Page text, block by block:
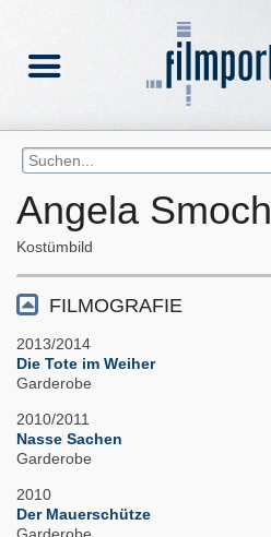
Angela Smoch
Kostümbild
FILMOGRAFIE
2013/2014
Die Tote im Weiher
Garderobe
2010/2011
Nasse Sachen
Garderobe
2010
Der Mauerschütze